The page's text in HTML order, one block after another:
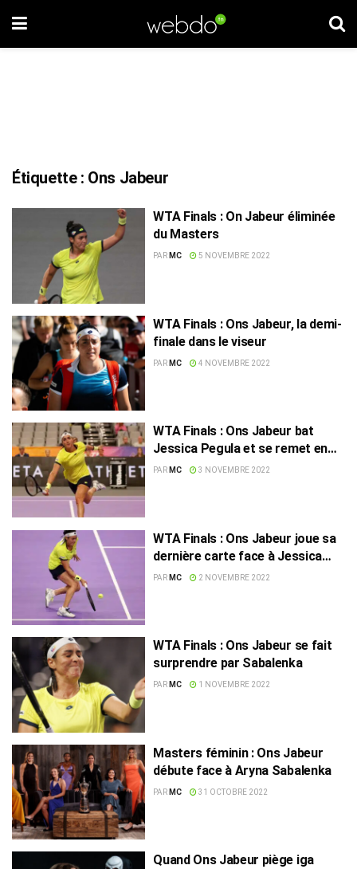
Étiquette : Ons Jabeur
WTA Finals : On Jabeur éliminée
du Masters
PAR MC 5 NOVEMBRE 2022
WTA Finals : Ons Jabeur, la demi-
finale dans le viseur
PAR MC 4 NOVEMBRE 2022
WTA Finals : Ons Jabeur bat
Jessica Pegula et se remet en
selle
PAR MC 3 NOVEMBRE 2022
WTA Finals : Ons Jabeur joue sa
dernière carte face à Jessica
Pegula
PAR MC 2 NOVEMBRE 2022
WTA Finals : Ons Jabeur se fait
surprendre par Sabalenka
PAR MC 1 NOVEMBRE 2022
Masters féminin : Ons Jabeur
débute face à Aryna Sabalenka
PAR MC 31 OCTOBRE 2022
Quand Ons Jabeur piège iga